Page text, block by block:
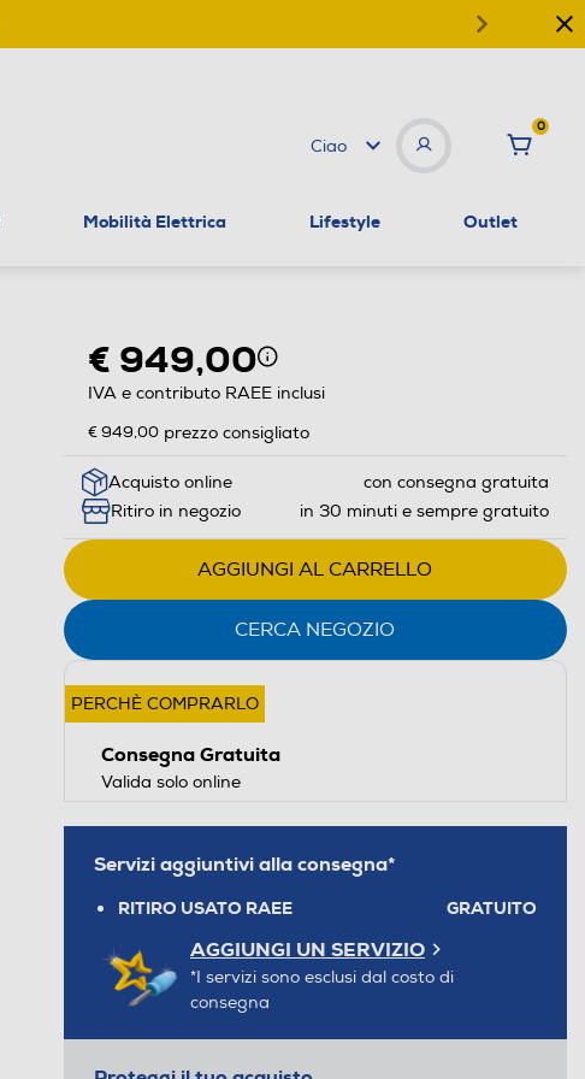
Ciao
0
Mobilità Elettrica Lifestyle Outlet
€ 949,00
IVA e contributo RAEE inclusi
€ 949,00 prezzo consigliato
Acquisto online
con consegna gratuita
Ritiro in negozio
in 30 minuti e sempre gratuito
AGGIUNGI AL CARRELLO
CERCA NEGOZIO
PERCHÈ COMPRARLO
Consegna Gratuita
Valida solo online
Servizi aggiuntivi alla consegna*
RITIRO USATO RAEE GRATUITO
AGGIUNGI UN SERVIZIO
*I servizi sono esclusi dal costo di
consegna